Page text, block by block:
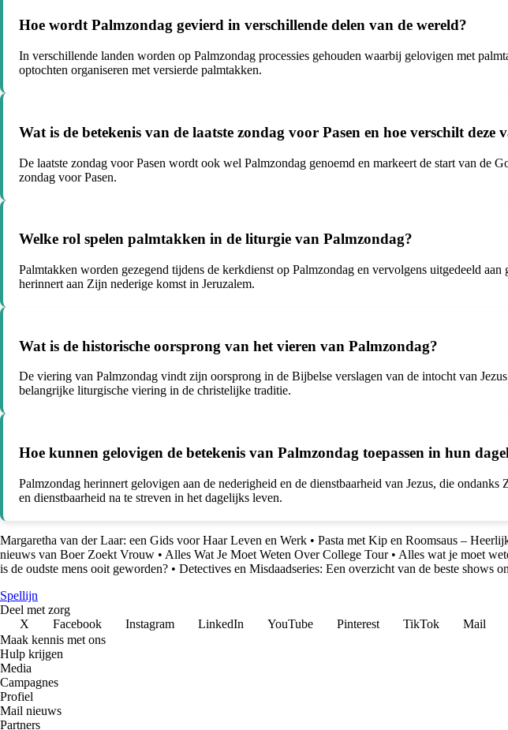
Hoe wordt Palmzondag gevierd in verschillende delen van de wereld?
In verschillende landen worden op Palmzondag processies gehouden waarbij gelovigen met
optochten organiseren met versierde palmtakken.
Wat is de betekenis van de laatste zondag voor Pasen en hoe verschilt deze
De laatste zondag voor Pasen wordt ook wel Palmzondag genoemd en markeert de start van
zondag voor Pasen.
Welke rol spelen palmtakken in de liturgie van Palmzondag?
Palmtakken worden gezegend tijdens de kerkdienst op Palmzondag en vervolgens uitgedeeld
herinnert aan Zijn nederige komst in Jeruzalem.
Wat is de historische oorsprong van het vieren van Palmzondag?
De viering van Palmzondag vindt zijn oorsprong in de Bijbelse verslagen van de intocht van
belangrijke liturgische viering in de christelijke traditie.
Hoe kunnen gelovigen de betekenis van Palmzondag toepassen in hun
Palmzondag herinnert gelovigen aan de nederigheid en de dienstbaarheid van Jezus, die
en dienstbaarheid na te streven in het dagelijks leven.
Margaretha van der Laar: een Gids voor Haar Leven en Werk • Pasta met Kip en Roomsaus –
nieuws van Boer Zoekt Vrouw • Alles Wat Je Moet Weten Over College Tour• Alles wat je moet
is de oudste mens ooit geworden? • Detectives en Misdaadseries: Een overzicht van de beste shows
Spellijn
Deel met zorg
X
Facebook Instagram LinkedIn YouTube Pinterest TikTok Mail
Maak kennis met ons
Hulp krijgen
Media
Campagnes
Profiel
Mail nieuws
Partners